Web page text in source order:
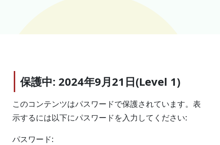
保護中: 2024年9月21日(Level 1)
このコンテンツはパスワードで保護されています。表
示するには以下にパスワードを入力してください:
パスワード: